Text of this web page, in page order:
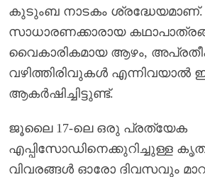
കുടുംബ നാടകം
സാധാരണക്കാരായ
വൈകാരികമായ ആഴം,
വഴിത്തിരിവുകൾ എന്നിവയാൽ
ആകർഷിച്ചിട്ടുണ്ട്.
ജൂലൈ 17-ലെ ഒരു പ്രത്യേക
എപ്പിസോഡിനെക്കുറിച്ചുള്ള
വിവരങ്ങൾ ഓരോ ദിവസവും